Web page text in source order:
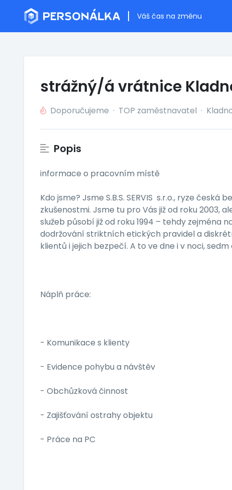
Váš čas na změnu
strážný/á vrátnice
Doporučujeme · TOP zaměstnavatel ·
Popis
informace o pracovním místě
Kdo jsme? Jsme S.B.S. SERVIS s.r.o., ryze
zkušenostmi. Jsme tu pro Vás již od roku 2003,
služeb působí již od roku 1994 – tehdy zejména
dodržování striktních etických pravidel a
klientů i jejich bezpečí. A to ve dne i v noci,
Náplň práce:
- Komunikace s klienty
- Evidence pohybu a návštěv
- Obchůzková činnost
- Zajišťování ostrahy objektu
- Práce na PC